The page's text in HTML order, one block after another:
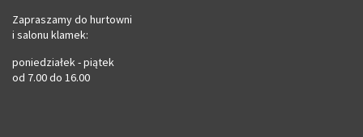
Zapraszamy do hurtowni
i salonu klamek:
poniedziałek - piątek
od 7.00 do 16.00